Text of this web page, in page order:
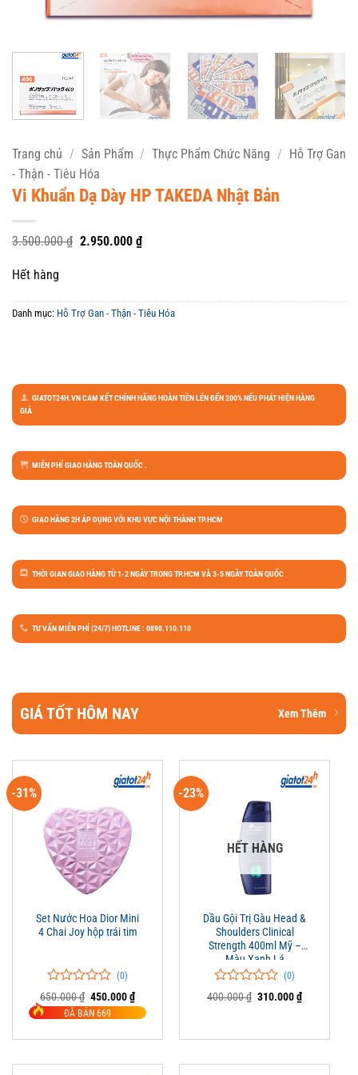
Trang chủ / Sản Phẩm / Thực Phẩm Chức Năng / Hỗ Trợ Gan
- Thận - Tiêu Hóa
Vi Khuẩn Dạ Dày HP TAKEDA Nhật Bản
3.500.000₫ Giá
2.950.000 ₫Giá
hiện
Hết hàng
Danh mục: Hỗ Trợ Gan - Thận - Tiêu Hóa
GIATOT24H.VN CAM KẾT CHÍNH HÃNG HOÀN TIỀN LÊN ĐẾN 200% NẾU PHÁT HIỆN HÀNG
GIẢ
MIỄN PHÍ GIAO HÀNG TOÀN QUỐC .
GIAO HÀNG 2H ÁP DỤNG VỚI KHU VỰC NỘI THÀNH TP.HCM
THỜI GIAN GIAO HÀNG TỪ 1-2 NGÀY TRONG TP.HCM VÀ 3-5 NGÀY TOÀN QUỐC
TƯ VẤN MIỄN PHÍ (24/7) HOTLINE : 0898.110.110
GIÁ TỐT HÔM NAY Xem Thêm
-31%
Set Nước Hoa Dior Mini
4 Chai Joy hộp trái tim
0
trên
5
0
(0)
650.000₫ Giá
gốc
là:
450.000₫Giá
hiện
tại
450.000 ₫.
ĐÃ BÁN 669
-23%
HẾT HÀNG
Dầu Gội Trị Gàu Head &
Shoulders Clinical
Strength 400ml Mỹ –
Màu Xanh Lá
0
0
(0)
400.000₫ Giá
310.000₫Giá
hiện
310.000 ₫.